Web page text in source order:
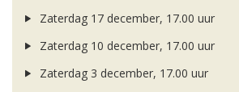
Zaterdag 17 december, 17.00 uur
Zaterdag 10 december, 17.00 uur
Zaterdag 3 december, 17.00 uur